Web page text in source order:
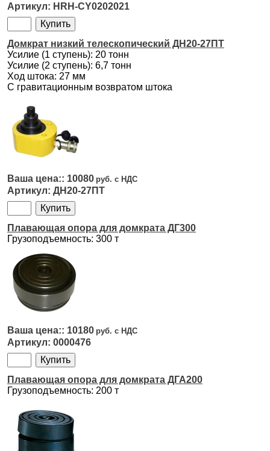
HRH-CY0202021
Домкрат низкий телескопический ДН20-27ПТ
Усилие (1 ступень): 20 тонн
Усилие (2 ступень): 6,7 тонн
Ход штока: 27 мм
С гравитационным возвратом штока
10080
ДН20-27ПТ
Плавающая опора для домкрата ДГ300
Грузоподъемность: 300 т
10180
0000476
Плавающая опора для домкрата ДГА200
Грузоподъемность: 200 т